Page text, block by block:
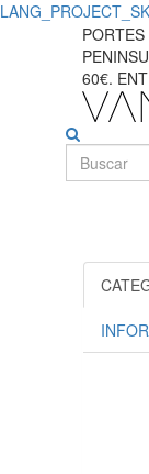
Compre
para
cuidado
60€.